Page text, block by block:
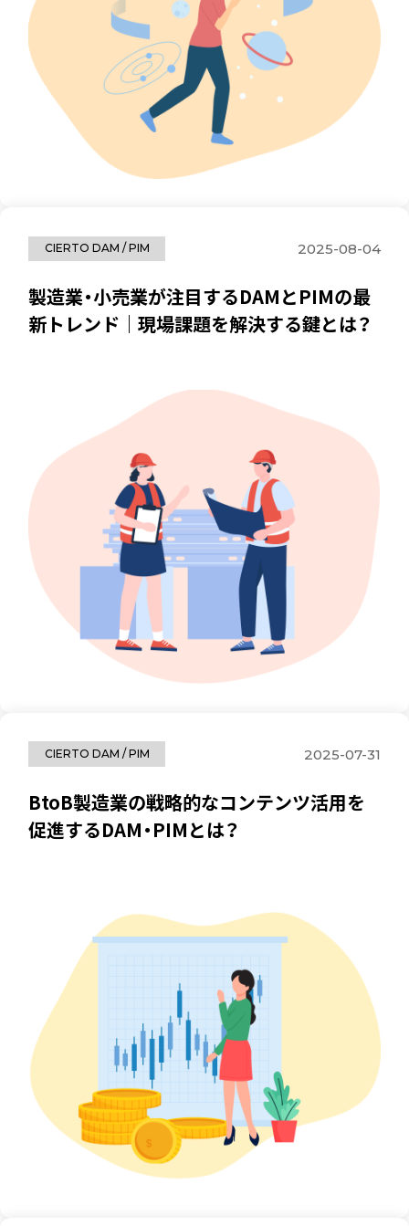
CIERTO DAM / PIM 2025-08-04
製造業・小売業が注目するDAMとPIMの最
新トレンド｜現場課題を解決する鍵とは？
CIERTO DAM / PIM 2025-07-31
BtoB製造業の戦略的なコンテンツ活用を
促進するDAM・PIMとは？